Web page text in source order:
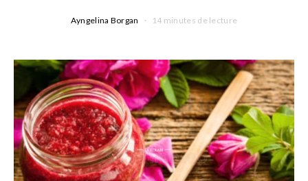
Ayngelina Borgan 14 minutes de lecture